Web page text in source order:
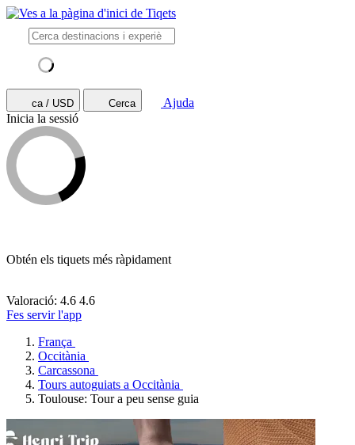
ca / USD Cerca
Ajuda
Inicia la sessió
Obtén els tiquets més ràpidament
Valoració: 4.6 4.6
Fes servir l'app
França
Occitània
Carcassona
Tours autoguiats a Occitània
Toulouse: Tour a peu sense guia